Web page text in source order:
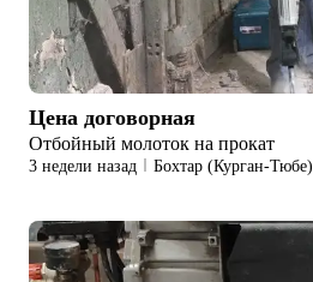
Цена договорная
Отбойный молоток на прокат
3 недели назад Бохтар (Курган-Тюбе)